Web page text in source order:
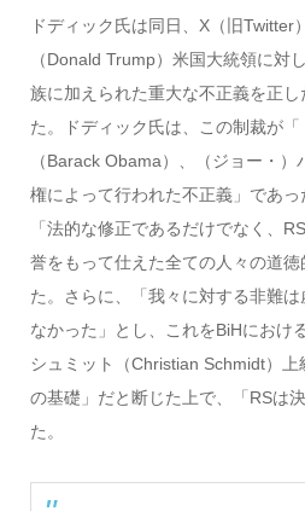
ドディック氏は同日、X（旧Twitter
（Donald Trump）米国大統領に対
族に加えられた重大な不正義を正
た。ドディック氏は、この制裁が
（Barack Obama）、（ジョー・
権によって行われた不正義」であ
「法的な修正であるだけでなく、
誉をもって仕えた全ての人々の道
た。さらに、「我々に対する非難
なかった」とし、これをBiHにおけ
シュミット（Christian Schmidt）
の基礎」だと断じた上で、「RSは
た。